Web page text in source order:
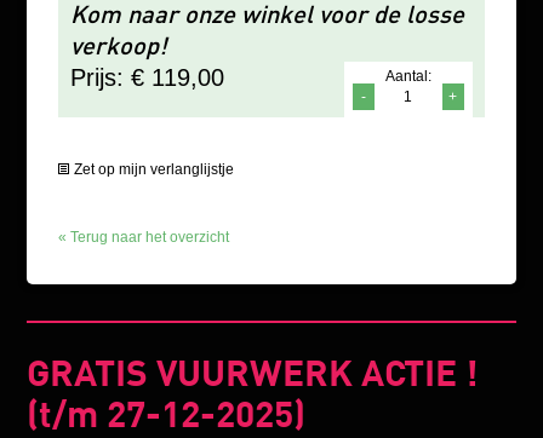
Kom naar onze winkel voor de losse
verkoop!
Aantal:
-
+
Prijs: € 119,00
Zet op mijn verlanglijstje
« Terug naar het overzicht
GRATIS VUURWERK ACTIE !
(t/m 27-12-2025)